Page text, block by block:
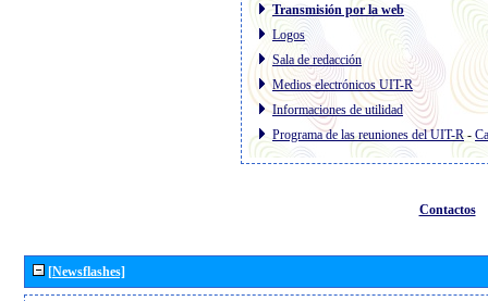
Transmisión por la web
Logos
Sala de redacción
Medios electrónicos UIT-R
Informaciones de utilidad
Programa de las reuniones del UIT-R-
Contactos
[Newsflashes]